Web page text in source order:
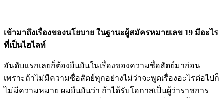
เข้ามาถึงเรื่องของนโยบาย ในฐานะผู้สมัครหมายเลข 19 มีอะไร
ที่เป็นไฮไลท์
อันดับแรกเลยก็ต้องยืนยันในเรื่องของความซื่อสัตย์มาก่อน
เพราะถ้าไม่มีความซื่อสัตย์ทุกอย่างไม่ว่าจะพูดเรื่องอะไรต่อไปก็
ไม่มีความหมาย ผมยืนยันว่า ถ้าได้รับโอกาสเป็นผู้ว่าราชการ